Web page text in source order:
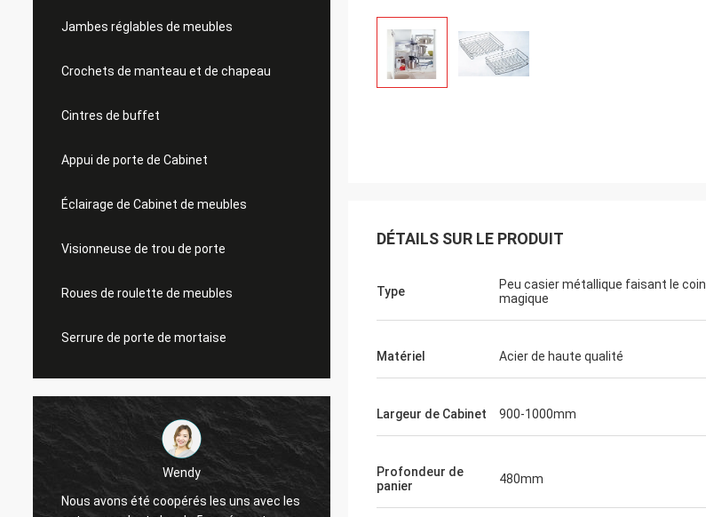
Jambes réglables de meubles
Crochets de manteau et de chapeau
Cintres de buffet
Appui de porte de Cabinet
Éclairage de Cabinet de meubles
Visionneuse de trou de porte
Roues de roulette de meubles
Serrure de porte de mortaise
Wendy
Nous avons été coopérés les uns avec les
Fernando
DÉTAILS SUR LE PRODUIT
Type
Peu casier métallique faisant le coin
magique
Matériel Acier de haute qualité
Largeur de Cabinet 900-1000mm
Profondeur de
panier
480mm